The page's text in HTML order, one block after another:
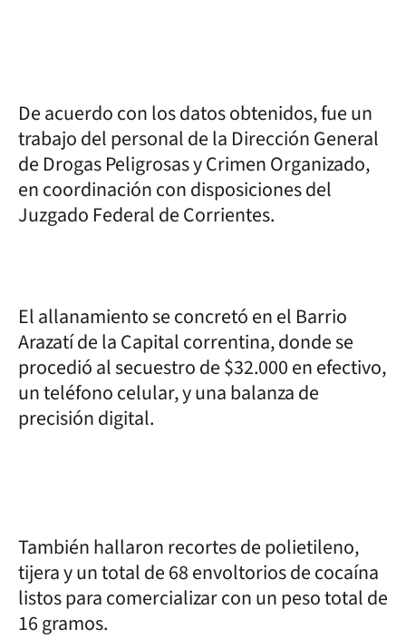
De acuerdo con los datos obtenidos, fue un
trabajo del personal de la Dirección General
de Drogas Peligrosas y Crimen Organizado,
en coordinación con disposiciones del
Juzgado Federal de Corrientes.
El allanamiento se concretó en el Barrio
Arazatí de la Capital correntina, donde se
procedió al secuestro de $32.000 en efectivo,
un teléfono celular, y una balanza de
precisión digital.
También hallaron recortes de polietileno,
tijera y un total de 68 envoltorios de cocaína
listos para comercializar con un peso total de
16 gramos.